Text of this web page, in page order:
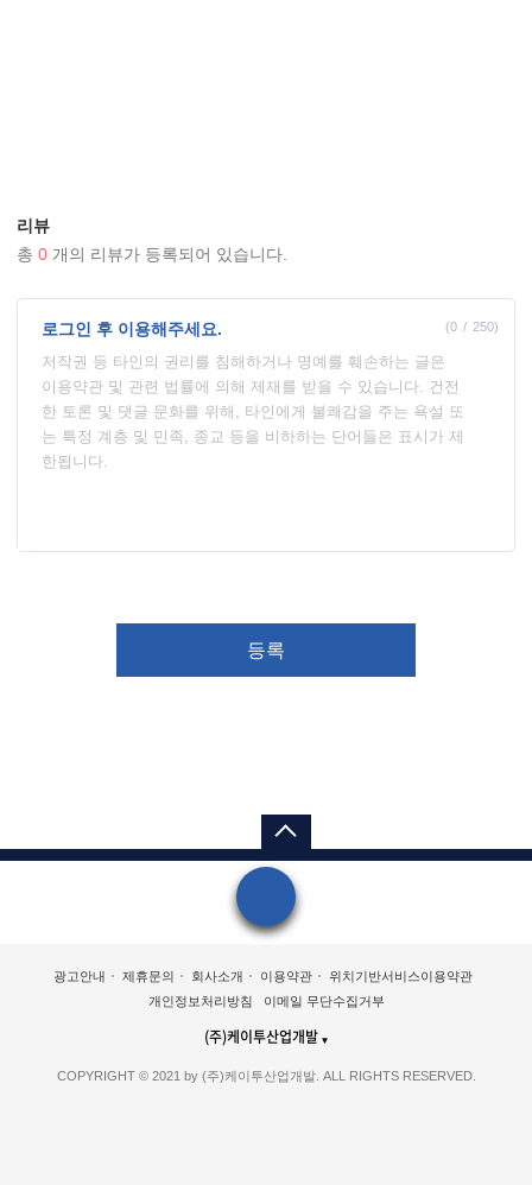
리뷰
총 0개의 리뷰가 등록되어 있습니다.
로그인 후 이용해주세요. (0 250)
등록
광고안내 제휴문의 회사소개 이용약관
위치기반서비스이용약관
개인정보처리방침
이메일 무단수집거부
(주)케이투산업개발 ▼
COPYRIGHT © 2021 by (주)케이투산업개발. ALL RIGHTS RESERVED.